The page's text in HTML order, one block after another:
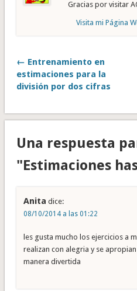
Gracias por visitar
Visita mi Página
← Entrenamiento en
estimaciones para la
división por dos cifras
Una respuesta
"Estimaciones
Anita dice:
08/10/2014 a las 01:22
les gusta mucho los ejercicios a
realizan con alegria y se
manera divertida